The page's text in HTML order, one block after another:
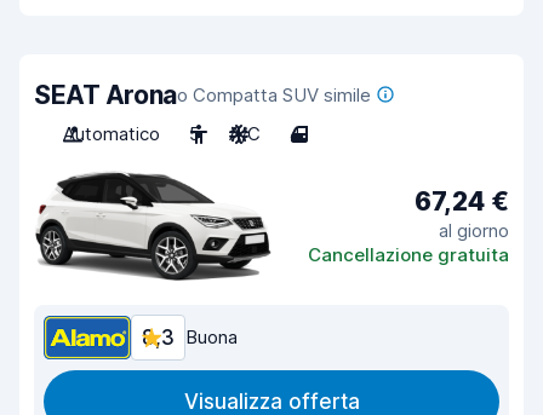
SEAT Aronao Compatta SUV simile
Automatico
5 A/C 4
67,24 €
al giorno
Cancellazione gratuita
8,3 Buona
Visualizza offerta